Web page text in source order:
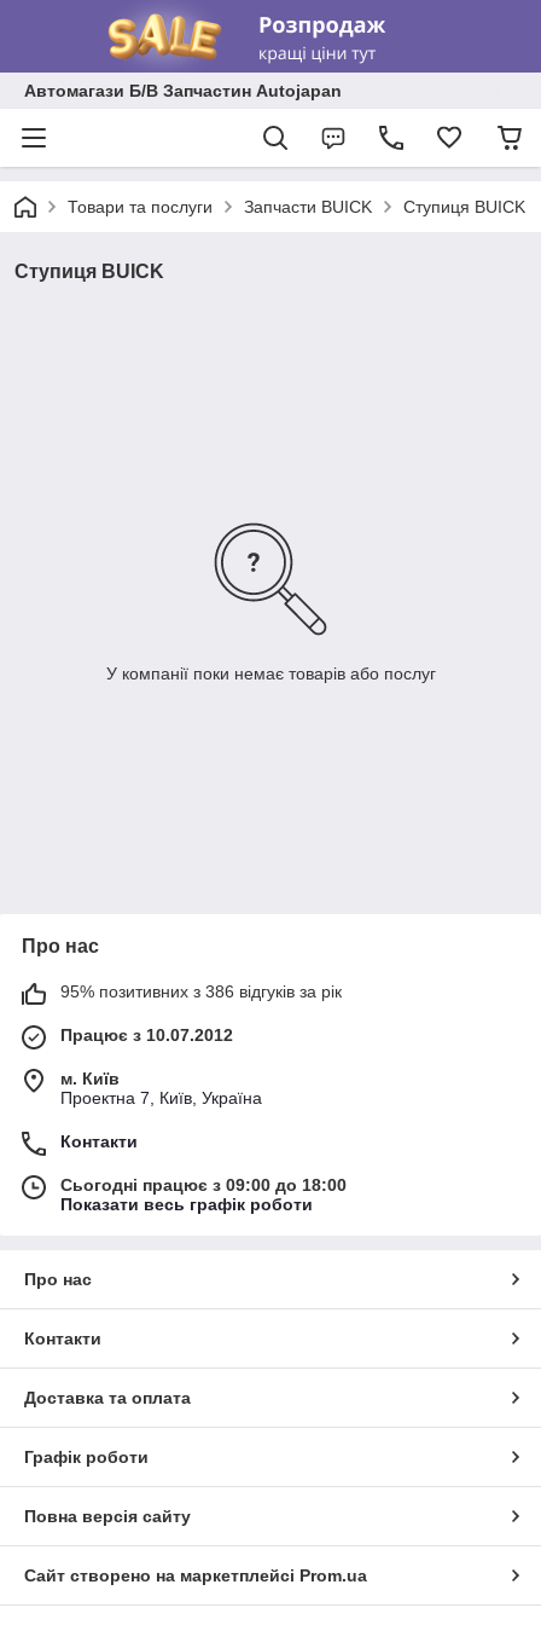
Автомагази Б/В Запчастин Autojapan
Товари та послуги Запчасти BUICK Ступиця BUICK
Ступиця BUICK
У компанії поки немає товарів або послуг
Про нас
95% позитивних з 386 відгуків за рік
Працює з 10.07.2012
м. Київ
Проектна 7, Київ, Україна
Контакти
Сьогодні працює з 09:00 до 18:00
Показати весь графік роботи
Про нас
Контакти
Доставка та оплата
Графік роботи
Повна версія сайту
Сайт створено на маркетплейсі Prom.ua